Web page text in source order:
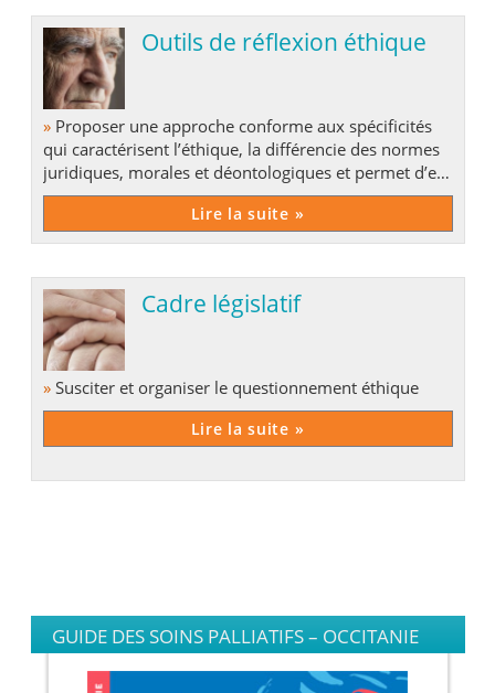
Outils de réflexion éthique
»Proposer une approche conforme aux spécificités
qui caractérisent l’éthique, la différencie des normes
juridiques, morales et déontologiques et permet d’en
préciser le champ.
Lire la suite »
Cadre législatif
» Susciter et organiser le questionnement éthique
Lire la suite »
GUIDE DES SOINS PALLIATIFS – OCCITANIE